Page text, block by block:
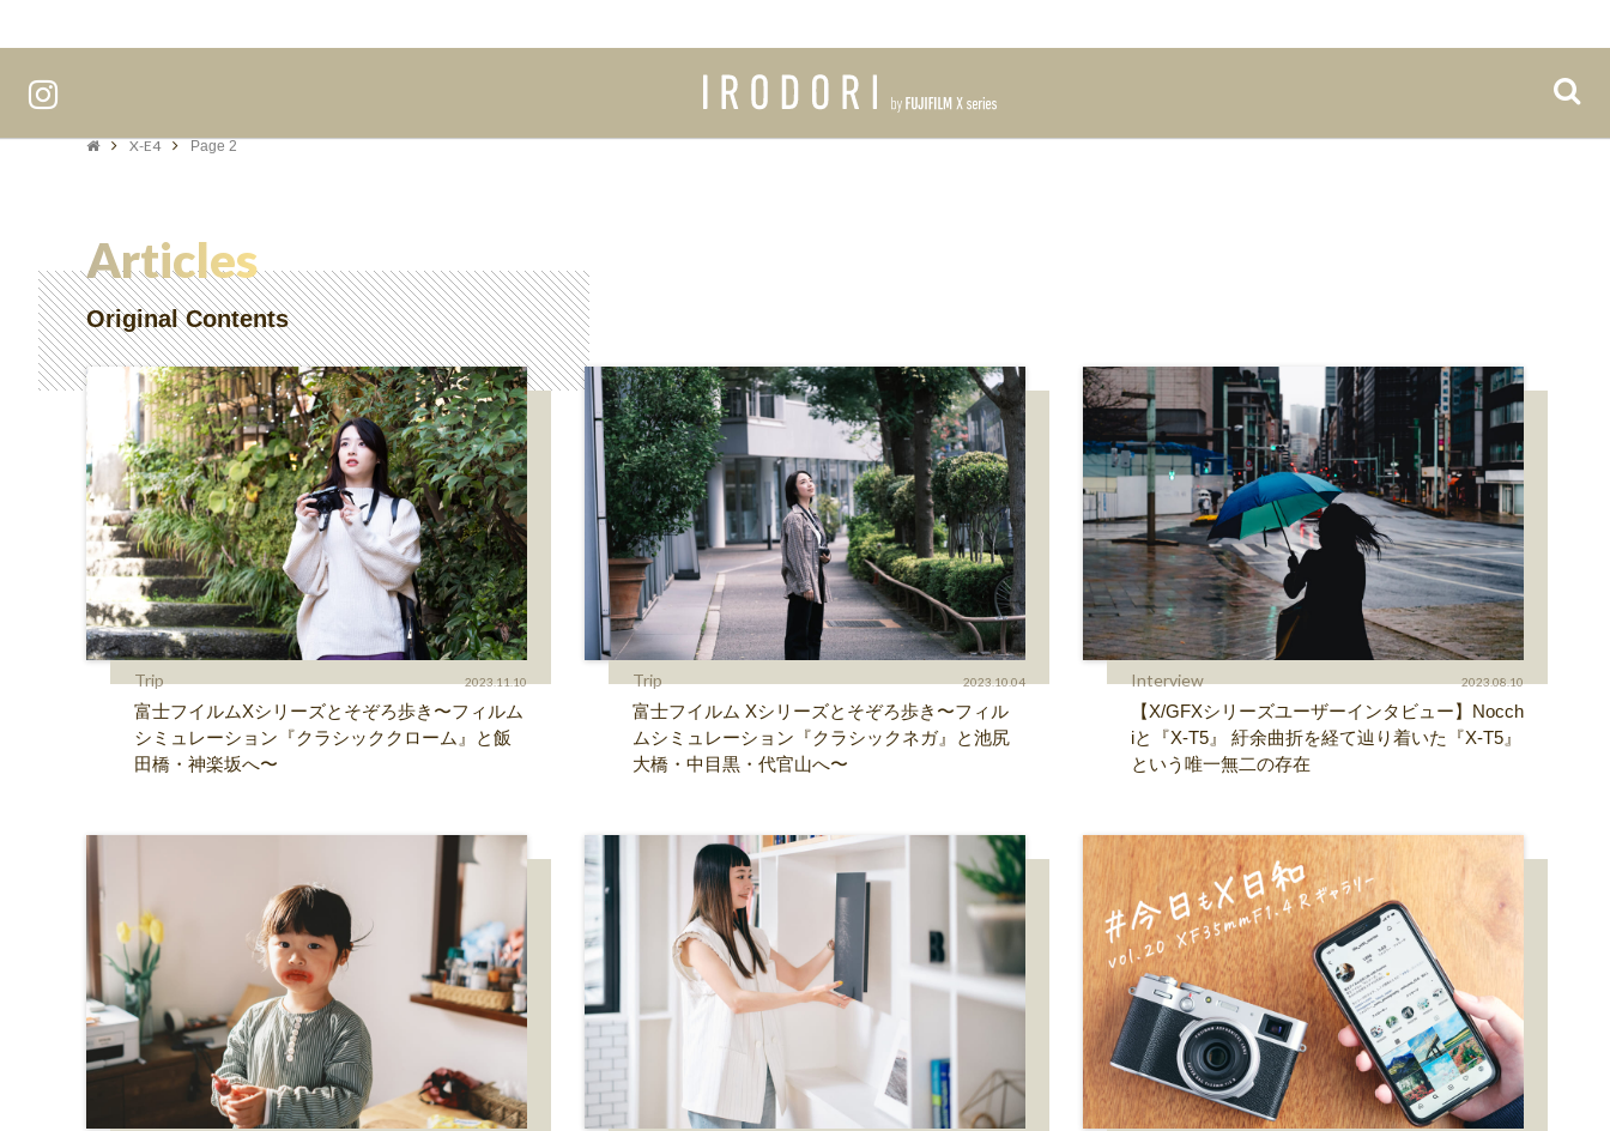
X-E4 Page 2
Articles
Original Contents
Trip 2023.11.10
富士フイルムXシリーズとそぞろ歩き〜フィルム
シミュレーション『クラシッククローム』と飯
田橋・神楽坂へ〜
Trip 2023.10.04
富士フイルム Xシリーズとそぞろ歩き〜フィル
ムシミュレーション『クラシックネガ』と池尻
大橋・中目黒・代官山へ〜
Interview 2023.08.10
【X/GFXシリーズユーザーインタビュー】Nocch
iと『X-T5』 紆余曲折を経て辿り着いた『X-T5』
という唯一無二の存在